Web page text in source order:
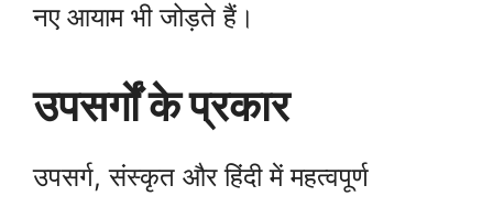
नए आयाम भी जोड़ते हैं।
उपसर्गों के प्रकार
उपसर्ग, संस्कृत और हिंदी में महत्वपूर्ण